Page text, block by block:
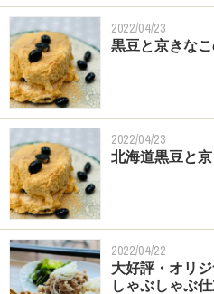
2022/04/23
黒豆と京きな
2022/04/23
北海道黒豆と
2022/04/22
大好評・オリ
しゃぶしゃぶ